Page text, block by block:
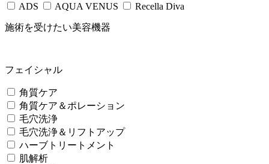
ADS AQUA VENUS Recella Diva
施術を受けたい美容機器
フェイシャル
角質ケア
角質ケア＆ポレーション
毛穴洗浄
毛穴洗浄＆リフトアップ
ハーブトリートメント
肌解析